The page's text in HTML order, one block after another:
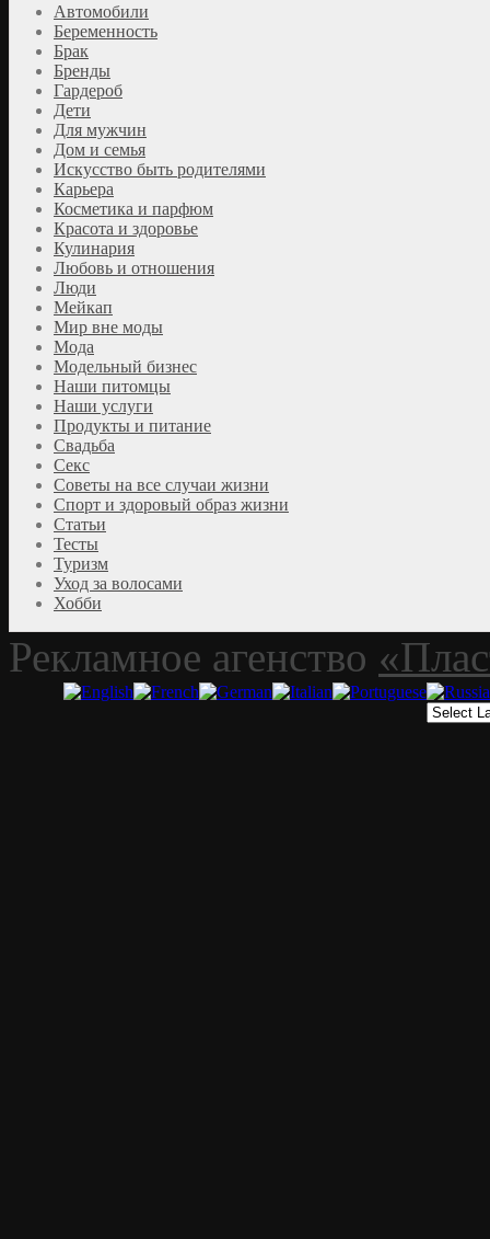
Автомобили
Беременность
Брак
Бренды
Гардероб
Дети
Для мужчин
Дом и семья
Искусство быть родителями
Карьера
Косметика и парфюм
Красота и здоровье
Кулинария
Любовь и отношения
Люди
Мейкап
Мир вне моды
Мода
Модельный бизнес
Наши питомцы
Наши услуги
Продукты и питание
Свадьба
Секс
Советы на все случаи жизни
Спорт и здоровый образ жизни
Статьи
Тесты
Туризм
Уход за волосами
Хобби
Рекламное агенство